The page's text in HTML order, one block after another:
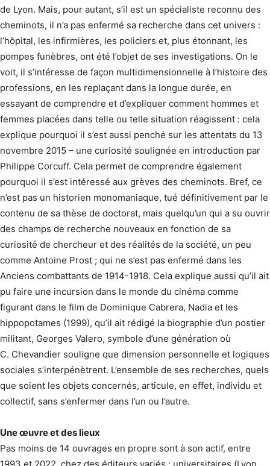
de Lyon. Mais, pour autant, s’il est un spécialiste reconnu des
cheminots, il n’a pas enfermé sa recherche dans cet univers :
l’hôpital, les infirmières, les policiers et, plus étonnant, les
pompes funèbres, ont été l’objet de ses investigations. On le
voit, il s’intéresse de façon multidimensionnelle à l’histoire des
professions, en les replaçant dans la longue durée, en
essayant de comprendre et d’expliquer comment hommes et
femmes placées dans telle ou telle situation réagissent : cela
explique pourquoi il s’est aussi penché sur les attentats du 13
novembre 2015 – une curiosité soulignée en introduction par
Philippe Corcuff. Cela permet de comprendre également
pourquoi il s’est intéressé aux grèves des cheminots. Bref, ce
n’est pas un historien monomaniaque, tué définitivement par le
contenu de sa thèse de doctorat, mais quelqu’un qui a su ouvrir
des champs de recherche nouveaux en fonction de sa
curiosité de chercheur et des réalités de la société, un peu
comme Antoine Prost ; qui ne s’est pas enfermé dans les
Anciens combattants de 1914-1918. Cela explique aussi qu’il ait
pu faire une incursion dans le monde du cinéma comme
figurant dans le film de Dominique Cabrera, Nadia et les
hippopotames (1999), qu’il ait rédigé la biographie d’un postier
militant, Georges Valero, symbole d’une génération où
C. Chevandier souligne que dimension personnelle et logiques
sociales s’interpénètrent. L’ensemble de ses recherches, quels
que soient les objets concernés, articule, en effet, individu et
collectif, sans s’enfermer dans l’un ou l’autre.
Une œuvre et des lieux
Pas moins de 14 ouvrages en propre sont à son actif, entre